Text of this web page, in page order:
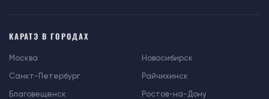
КАРАТЭ В ГОРОДАХ
Москва
Санкт-Петербург
Благовещенск
Новосибирск
Райчихинск
Ростов-на-Дону